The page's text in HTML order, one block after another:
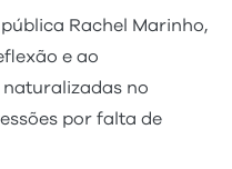
Rachel Marinho,
e ao
no
por falta de